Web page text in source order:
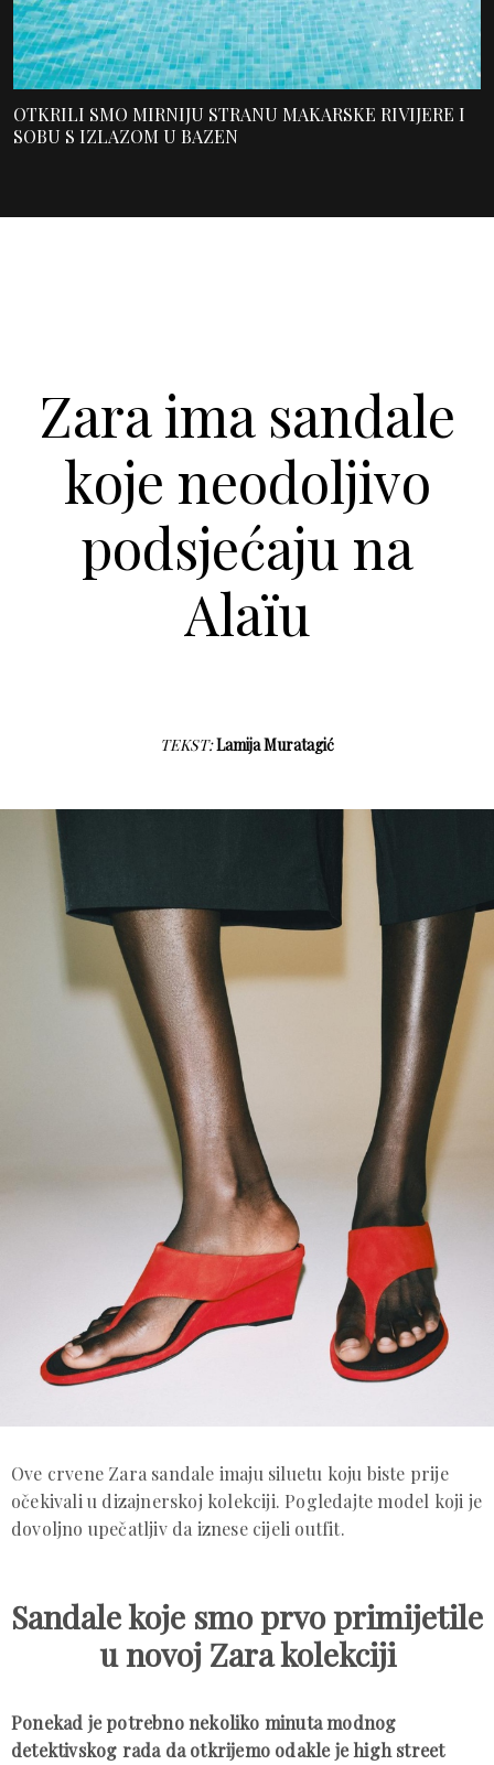
OTKRILI SMO MIRNIJU STRANU MAKARSKE RIVIJERE I
SOBU S IZLAZOM U BAZEN
Zara ima sandale
koje neodoljivo
podsjećaju na
Alaïu
TEKST:Lamija Muratagić
Ove crvene Zara sandale imaju siluetu koju biste prije
očekivali u dizajnerskoj kolekciji. Pogledajte model koji je
dovoljno upečatljiv da iznese cijeli outfit.
Sandale koje smo prvo primijetile
u novoj Zara kolekciji
Ponekad je potrebno nekoliko minuta modnog
detektivskog rada da otkrijemo odakle je high street